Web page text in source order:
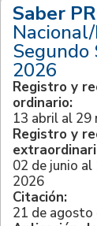
Saber
Segundo
2026
Registro y
ordinario:
13 abril al 29
Registro y
02 de junio al
2026
Citación:
21 de agosto